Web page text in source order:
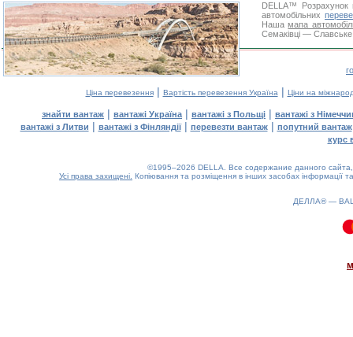
DELLA™
Розрахунок
автомобільних
Нашамапа
Семаківці —
Ціна перевезення| Вартість перевезення Україна | Ціни на
знайти вантаж | вантажі Україна | вантажі з Польщі | вантажі з
вантажі з Литви | вантажі з Фінляндії| перевезти вантаж| попутний вантаж
курс
©1995–2026 DELLA. Все содержание данного
Усі права захищені. Копіювання та розміщення в інших засобах інформації
ДЕЛЛА® —